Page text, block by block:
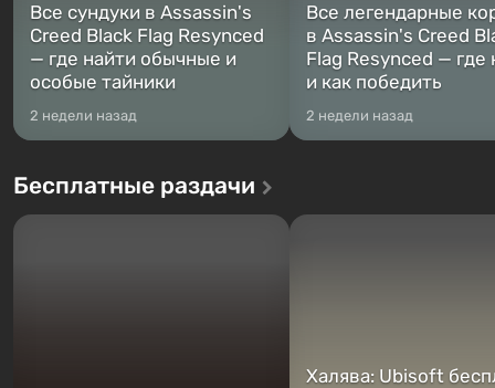
Все сундуки в Assassin's
Creed Black Flag Resynced
— где найти обычные и
особые тайники
2 недели назад
Все легендарные
в Assassin's Creed
Flag Resynced — где
и как победить
2 недели назад
Бесплатные раздачи
Халява: Ubisoft